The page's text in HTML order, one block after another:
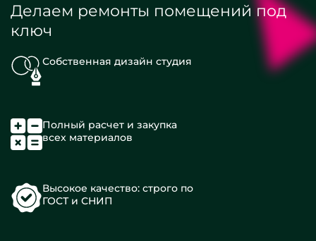
Делаем ремонты помещений под
ключ
Собственная дизайн студия
Полный расчет и закупка
всех материалов
Высокое качество: строго по
ГОСТ и СНИП